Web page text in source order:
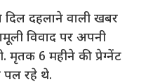
दहलाने वाली खबर
विवाद पर अपनी
मृतक 6 महीने की प्रेग्नेंट
रहे थे.